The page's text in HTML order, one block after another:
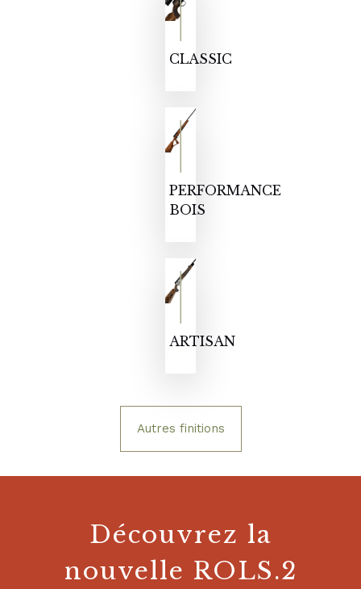
CLASSIC
PERFORMANCE
BOIS
ARTISAN
Autres finitions
Découvrez la
nouvelle ROLS.2